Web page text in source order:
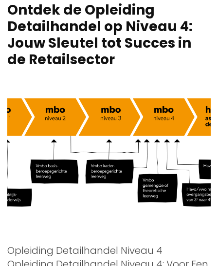
Ontdek de Opleiding
Detailhandel op Niveau 4:
Jouw Sleutel tot Succes in
de Retailsector
Opleiding Detailhandel Niveau 4